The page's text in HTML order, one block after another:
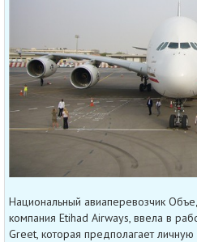
Национальный авиаперевозчик
компания Etihad Airways, ввела в
Greet, которая предполагает